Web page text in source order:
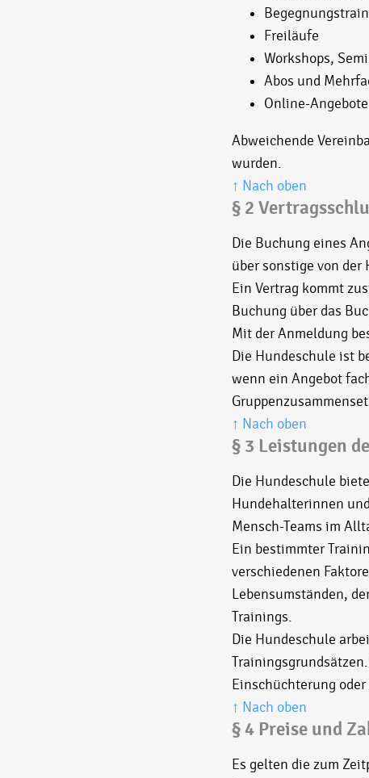
Freiläufe
Workshops,
Abos und
Online-
Abweichende
wurden.
↑ Nach oben
§ 2
Die Buchung eines
über sonstige von
Ein Vertrag kommt
Buchung über das
Mit der Anmeldung
Die Hundeschule ist
wenn ein Angebot
↑ Nach oben
§ 3 Leistungen
Die Hundeschule
Hundehalterinnen
Mensch-Teams im
Ein bestimmter
verschiedenen
Lebensumständen,
Trainings.
Die Hundeschule
Einschüchterung
↑ Nach oben
§ 4 Preise und
Es gelten die zum